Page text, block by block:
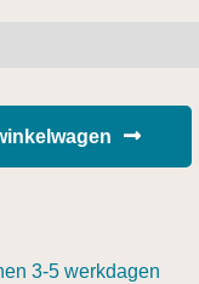
3-5 werkdagen